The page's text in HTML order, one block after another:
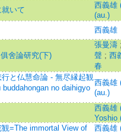
いて
西義雄
(au.)
西義雄
舍論研究(下)
張曼濤
聲 ; 西
春
と仏慧命論 - 無尽縁起観
no daihigyo
西義雄
(au.)
西義雄
Yoshio
=The immortal View of
西義雄